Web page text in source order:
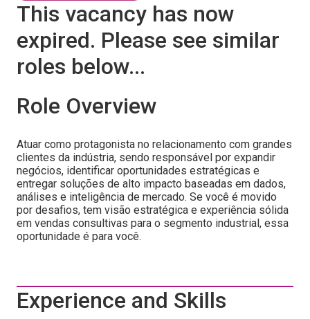
This vacancy has now
expired. Please see similar
roles below...
Role Overview
Atuar como protagonista no relacionamento com grandes
clientes da indústria, sendo responsável por expandir
negócios, identificar oportunidades estratégicas e
entregar soluções de alto impacto baseadas em dados,
análises e inteligência de mercado. Se você é movido
por desafios, tem visão estratégica e experiência sólida
em vendas consultivas para o segmento industrial, essa
oportunidade é para você.
Experience and Skills